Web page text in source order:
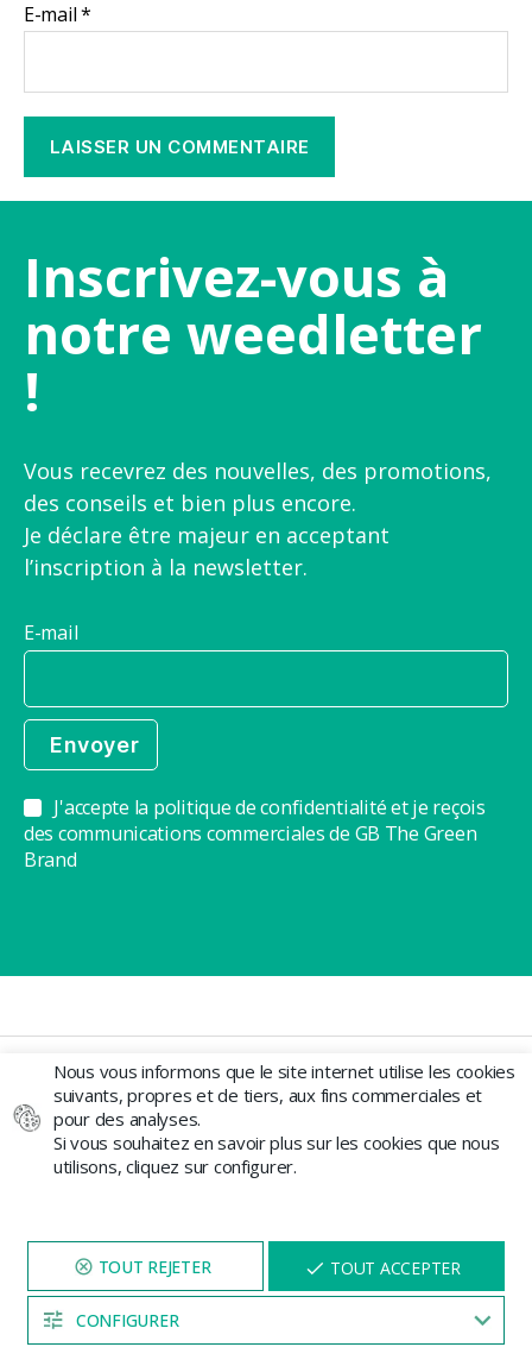
E-mail*
Inscrivez-vous à
notre weedletter
!
Vous recevrez des nouvelles, des promotions,
des conseils et bien plus encore.
Je déclare être majeur en acceptant
l’inscription à la newsletter.
E-mail
J'accepte la politique de confidentialité et je reçois
des communications commerciales de GB The Green
Brand
Info
MON COMPTE
MAGASIN
QUI SOMMES-NOUS
TRAVAILLEZ AVEC NOUS
BLOG
Nous vous informons que le site internet utilise les cookies
suivants, propres et de tiers, aux fins commerciales et
pour des analyses.
Si vous souhaitez en savoir plus sur les cookies que nous
utilisons, cliquez sur configurer.
CONFIGURER
TOUT ACCEPTER
NAVIGUEZ SUR NOTRE SITE
PENDANT 5 MINUTES ET UNE
REMISEVOUS SERA PROPOSÉE
04:53